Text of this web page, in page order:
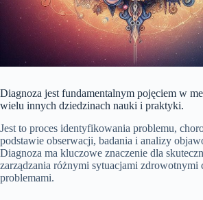
Diagnoza jest fundamentalnym pojęciem w
wielu innych dziedzinach nauki i praktyki.
Jest to proces identyfikowania problemu,
podstawie obserwacji, badania i analizy
Diagnoza ma kluczowe znaczenie dla
zarządzania różnymi sytuacjami zdrowotnymi
problemami.